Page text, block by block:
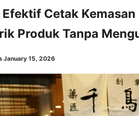
Cetak
Produk Tanpa
January 15, 2026